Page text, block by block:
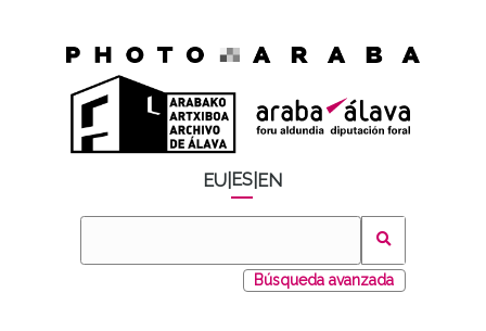
EU ES EN
Búsqueda avanzada